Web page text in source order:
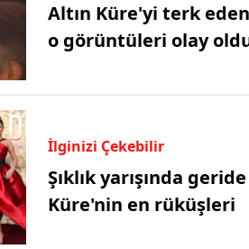
Altın Küre'yi terk
o görüntüleri olay
İlginizi Çekebilir
Şıklık yarışında
Küre'nin en rüküşleri